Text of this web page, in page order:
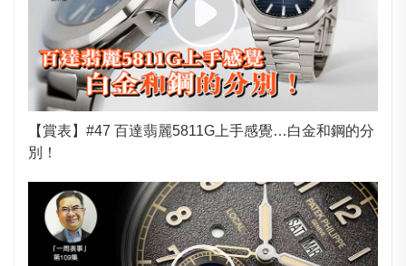
【賞表】#47 百達翡麗5811G上手感覺…白金和鋼的分
別！